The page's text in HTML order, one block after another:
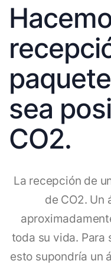
sea
CO2.
La recepción de
de CO2. Un
toda su vida. Para
esto supondría un